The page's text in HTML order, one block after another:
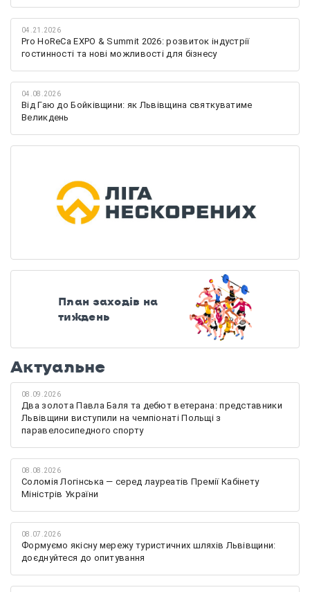
04.21.2026
Pro HoReCa EXPO & Summit 2026: розвиток індустрії
гостинності та нові можливості для бізнесу
04.08.2026
Від Гаю до Бойківщини: як Львівщина святкуватиме
Великдень
План заходів на
тиждень
Актуальне
08.09.2026
Два золота Павла Баля та дебют ветерана: представники
Львівщини виступили на чемпіонаті Польщі з
паравелосипедного спорту
08.08.2026
Соломія Логінська — серед лауреатів Премії Кабінету
Міністрів України
08.07.2026
Формуємо якісну мережу туристичних шляхів Львівщини:
доєднуйтеся до опитування